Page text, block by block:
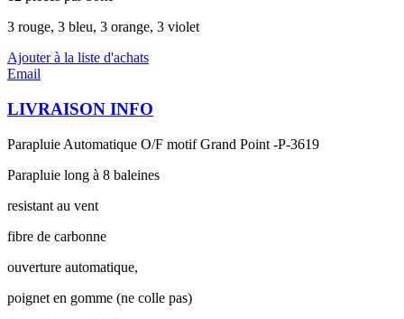
3 rouge, 3 bleu, 3 orange, 3 violet
Ajouter à la liste d'achats
Email
LIVRAISON INFO
Parapluie Automatique O/F motif Grand Point -P-3619
Parapluie long à 8 baleines
resistant au vent
fibre de carbonne
ouverture automatique,
poignet en gomme (ne colle pas)